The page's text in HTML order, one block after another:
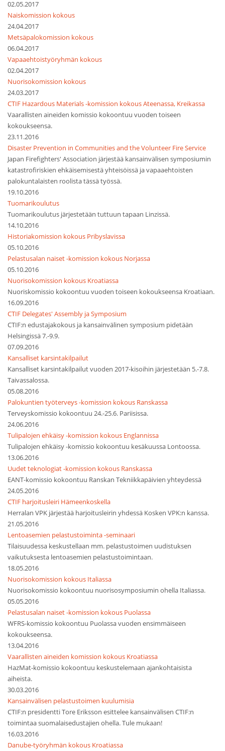
02.05.2017
Naiskomission kokous
24.04.2017
Metsäpalokomission kokous
06.04.2017
Vapaaehtoistyöryhmän kokous
02.04.2017
Nuorisokomission kokous
24.03.2017
CTIF Hazardous Materials -komission kokous Ateenassa, Kreikassa
Vaarallisten aineiden komissio kokoontuu vuoden toiseen
kokoukseensa.
23.11.2016
Disaster Prevention in Communities and the Volunteer Fire Service
Japan Firefighters' Association järjestää kansainvälisen symposiumin
katastrofiriskien ehkäisemisestä yhteisöissä ja vapaaehtoisten
palokuntalaisten roolista tässä työssä.
19.10.2016
Tuomarikoulutus
Tuomarikoulutus järjestetään tuttuun tapaan Linzissä.
14.10.2016
Historiakomission kokous Pribyslavissa
05.10.2016
Pelastusalan naiset -komission kokous Norjassa
05.10.2016
Nuorisokomission kokous Kroatiassa
Nuoriskomissio kokoontuu vuoden toiseen kokoukseensa Kroatiaan.
16.09.2016
CTIF Delegates' Assembly ja Symposium
CTIF:n edustajakokous ja kansainvälinen symposium pidetään
Helsingissä 7.-9.9.
07.09.2016
Kansalliset karsintakilpailut
Kansalliset karsintakilpailut vuoden 2017-kisoihin järjestetään 5.-7.8.
Taivassalossa.
05.08.2016
Palokuntien työterveys -komission kokous Ranskassa
Terveyskomissio kokoontuu 24.-25.6. Pariisissa.
24.06.2016
Tulipalojen ehkäisy -komission kokous Englannissa
Tulipalojen ehkäisy -komissio kokoontuu kesäkuussa Lontoossa.
13.06.2016
Uudet teknologiat -komission kokous Ranskassa
EANT-komissio kokoontuu Ranskan Tekniikkapäivien yhteydessä
24.05.2016
CTIF harjoitusleiri Hämeenkoskella
Herralan VPK järjestää harjoitusleirin yhdessä Kosken VPK:n kanssa.
21.05.2016
Lentoasemien pelastustoiminta -seminaari
Tilaisuudessa keskustellaan mm. pelastustoimen uudistuksen
vaikutuksesta lentoasemien pelastustoimintaan.
18.05.2016
Nuorisokomission kokous Italiassa
Nuorisokomissio kokoontuu nuorisosymposiumin ohella Italiassa.
05.05.2016
Pelastusalan naiset -komission kokous Puolassa
WFRS-komissio kokoontuu Puolassa vuoden ensimmäiseen
kokoukseensa.
13.04.2016
Vaarallisten aineiden komission kokous Kroatiassa
HazMat-komissio kokoontuu keskustelemaan ajankohtaisista
aiheista.
30.03.2016
Kansainvälisen pelastustoimen kuulumisia
CTIF:n presidentti Tore Eriksson esittelee kansainvälisen CTIF:n
toimintaa suomalaisedustajien ohella. Tule mukaan!
16.03.2016
Danube-työryhmän kokous Kroatiassa